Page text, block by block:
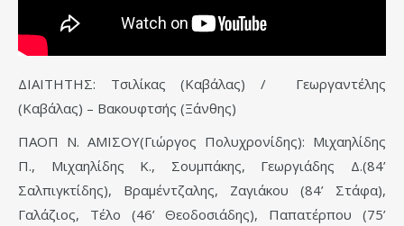
ΔΙΑΙΤΗΤΗΣ: Τσιλίκας (Καβάλας) / Γεωργαντέλης
(Καβάλας) – Βακουφτσής (Ξάνθης)
ΠΑΟΠ Ν. ΑΜΙΣΟΥ(Γιώργος Πολυχρονίδης): Μιχαηλίδης
Π., Μιχαηλίδης Κ., Σουμπάκης, Γεωργιάδης Δ.(84’
Σαλπιγκτίδης), Βραμέντζαλης, Ζαγιάκου (84’ Στάφα),
Γαλάζιος, Τέλο (46’ Θεοδοσιάδης), Παπατέρπου (75’